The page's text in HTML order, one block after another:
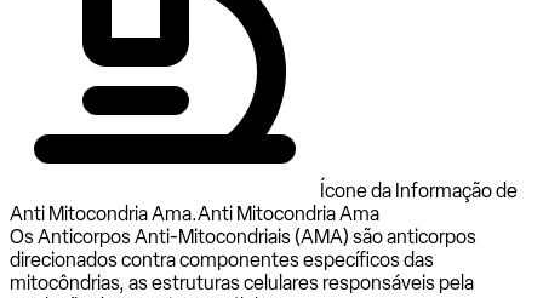
Ícone da Informação de
Anti Mitocondria Ama.Anti Mitocondria Ama
Os Anticorpos Anti-Mitocondriais (AMA) são anticorpos
direcionados contra componentes específicos das
mitocôndrias, as estruturas celulares responsáveis pela